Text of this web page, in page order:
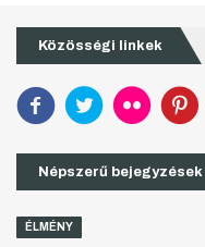
Közösségi linkek
Népszerű bejegyzések
ÉLMÉNY